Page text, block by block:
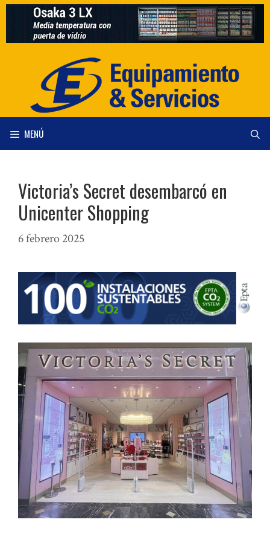
Saltar
contenido
MENÚ
Victoria’s Secret desembarcó en
Unicenter Shopping
6 febrero 2025